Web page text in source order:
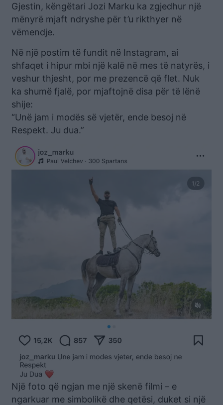
Gjestin, këngëtari Jozi Marku ka zgjedhur një
mënyrë mjaft ndryshe për t’u rikthyer në
vëmendje.
Në një postim të fundit në Instagram, ai
shfaqet i hipur mbi një kalë në mes të natyrës, i
veshur thjesht, por me prezencë që flet. Nuk
ka shumë fjalë, por mjaftojnë disa për të lënë
shije:
“Unë jam i modës së vjetër, ende besoj në
Respekt. Ju dua.”
Një foto që ngjan me një skenë filmi – e
ngarkuar me simbolikë dhe qetësi, duket si një